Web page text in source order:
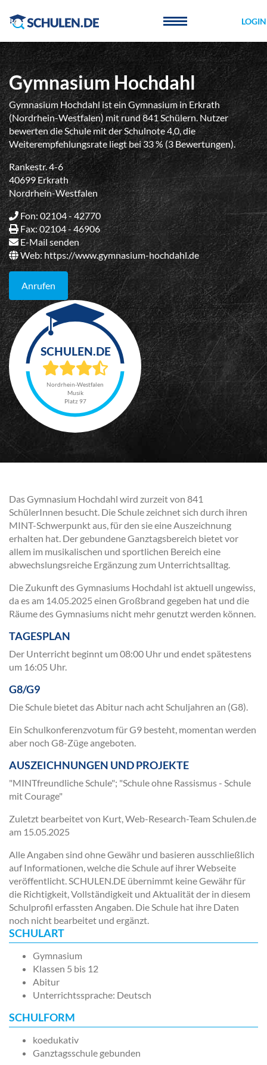
LOGIN
Gymnasium Hochdahl
Gymnasium Hochdahl ist ein Gymnasium in Erkrath
(Nordrhein-Westfalen) mit rund 841 Schülern. Nutzer
bewerten die Schule mit der Schulnote 4,0, die
Weiterempfehlungsrate liegt bei 33 % (3 Bewertungen).
Rankestr. 4-6
40699 Erkrath
Nordrhein-Westfalen
Fon: 02104 - 42770
Fax: 02104 - 46906
E-Mail senden
Web: https://www.gymnasium-hochdahl.de
Anrufen
Nordrhein-Westfalen
Musik
Platz 97
Das Gymnasium Hochdahl wird zurzeit von 841
SchülerInnen besucht. Die Schule zeichnet sich durch ihren
MINT-Schwerpunkt aus, für den sie eine Auszeichnung
erhalten hat. Der gebundene Ganztagsbereich bietet vor
allem im musikalischen und sportlichen Bereich eine
abwechslungsreiche Ergänzung zum Unterrichtsalltag.
Die Zukunft des Gymnasiums Hochdahl ist aktuell ungewiss,
da es am 14.05.2025 einen Großbrand gegeben hat und die
Räume des Gymnasiums nicht mehr genutzt werden können.
TAGESPLAN
Der Unterricht beginnt um 08:00 Uhr und endet spätestens
um 16:05 Uhr.
G8/G9
Die Schule bietet das Abitur nach acht Schuljahren an (G8).
Ein Schulkonferenzvotum für G9 besteht, momentan werden
aber noch G8-Züge angeboten.
AUSZEICHNUNGEN UND PROJEKTE
"MINTfreundliche Schule"; "Schule ohne Rassismus - Schule
mit Courage"
Zuletzt bearbeitet von Kurt, Web-Research-Team Schulen.de
am 15.05.2025
Alle Angaben sind ohne Gewähr und basieren ausschließlich
auf Informationen, welche die Schule auf ihrer Webseite
veröffentlicht. SCHULEN.DE übernimmt keine Gewähr für
die Richtigkeit, Vollständigkeit und Aktualität der in diesem
Schulprofil erfassten Angaben. Die Schule hat ihre Daten
noch nicht bearbeitet und ergänzt.
SCHULART
Gymnasium
Klassen 5 bis 12
Abitur
Unterrichtssprache: Deutsch
SCHULFORM
koedukativ
Ganztagsschule gebunden